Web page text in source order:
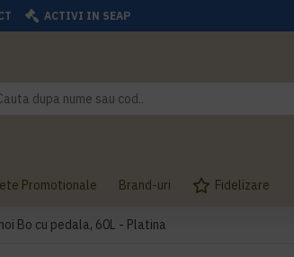
ACTIVI IN SEAP
Promotionale Brand-uri Fidelizare
Bo cu pedala, 60L - Platina